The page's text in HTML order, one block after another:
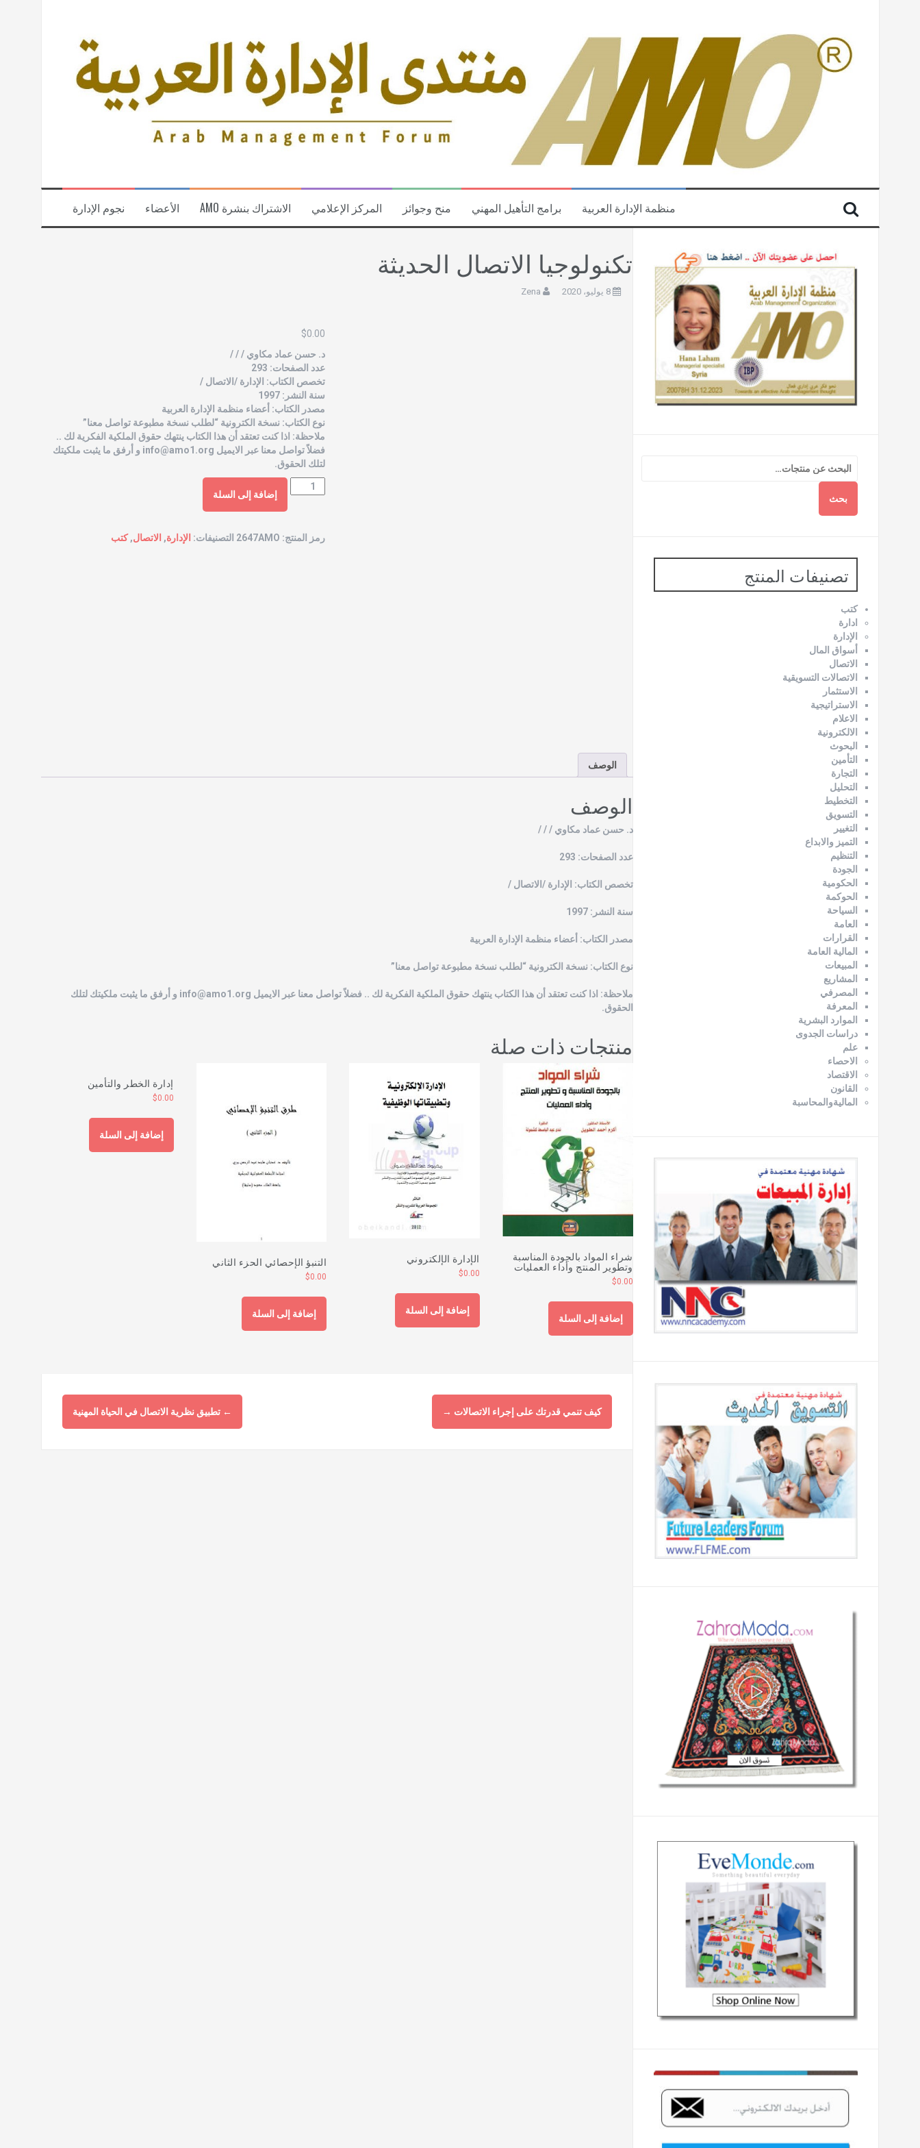
نجوم الإدارة الأعضاء الاشتراك بنشرة AMO المركز الإعلامي منح وجوائز برامج التأهيل المهني منظمة الإدارة العربية
تكنولوجيا الاتصال الحديثة
8 يوليو، 2020 Zena
$0.00
د. حسن عماد مكاوي / / /
عدد الصفحات: 293
تخصص الكتاب: الإدارة /الاتصال /
سنة النشر: 1997
مصدر الكتاب: أعضاء منظمة الإدارة العربية
نوع الكتاب: نسخة الكترونية “لطلب نسخة مطبوعة تواصل معنا”
ملاحظة: اذا كنت تعتقد أن هذا الكتاب ينتهك حقوق الملكية الفكرية لك ..
فضلاً تواصل معنا عبر الايميل info@amo1.org و أرفق ما يثبت ملكيتك
لتلك الحقوق.
إضافة إلى السلة
رمز المنتج: 2647AMO التصنيفات: الإدارة, الاتصال,كتب
الوصف
الوصف
د. حسن عماد مكاوي / / /
عدد الصفحات: 293
تخصص الكتاب: الإدارة /الاتصال /
سنة النشر: 1997
مصدر الكتاب: أعضاء منظمة الإدارة العربية
نوع الكتاب: نسخة الكترونية “لطلب نسخة مطبوعة تواصل معنا”
ملاحظة: اذا كنت تعتقد أن هذا الكتاب ينتهك حقوق الملكية الفكرية لك .. فضلاً تواصل معنا عبر الايميل info@amo1.org و أرفق ما يثبت ملكيتك لتلك
الحقوق.
منتجات ذات صلة
شراء المواد بالجودة المناسبة
وتطوير المنتج وأداء العمليات
$0.00
إضافة إلى السلة
الإدارة الإلكتروني
$0.00
إضافة إلى السلة
التنبؤ الإحصائي الحزء الثاني
$0.00
إضافة إلى السلة
إدارة الخطر والتأمين
$0.00
إضافة إلى السلة
← تطبيق نظرية الاتصال في الحياة المهنية كيف تنمي قدرتك على إجراء الاتصالات →
بحث
تصنيفات المنتج
كتب
ادارة
الإدارة
أسواق المال
الاتصال
الاتصالات التسويقية
الاستثمار
الاستراتيجية
الاعلام
الالكترونية
البحوث
التأمين
التجارة
التحليل
التخطيط
التسويق
التغيير
التميز والابداع
التنظيم
الجودة
الحكومية
الحوكمة
السياحة
العامة
القرارات
المالية العامة
المبيعات
المشاريع
المصرفي
المعرفة
الموارد البشرية
دراسات الجدوى
علم
الاحصاء
الاقتصاد
القانون
الماليةوالمحاسبة